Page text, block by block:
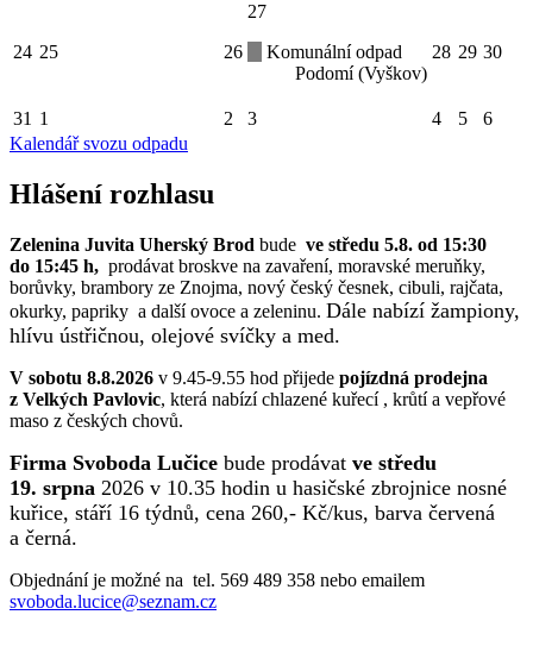
24 25 26
27
Komunální odpad
Podomí (Vyškov)
28 29 30
31 1 2 3 4 5
6
Kalendář svozu odpadu
Hlášení rozhlasu
Zelenina Juvita Uherský Brod bude ve středu 5.8. od 15:30
do 15:45 h, prodávat broskve na zavaření, moravské meruňky,
borůvky, brambory ze Znojma, nový český česnek, cibuli, rajčata,
okurky, papriky a další ovoce a zeleninu. Dále nabízí žampiony,
hlívu ústřičnou, olejové svíčky a med.
V sobotu 8.8.2026 v 9.45-9.55 hod přijede pojízdná prodejna
z Velkých Pavlovic, která nabízí chlazené kuřecí , krůtí a vepřové
maso z českých chovů.
Firma Svoboda Lučice bude prodávat ve středu
19. srpna 2026 v 10.35 hodin u hasičské zbrojnice nosné
kuřice, stáří 16 týdnů, cena 260,- Kč/kus, barva červená
a černá.
Objednání je možné na tel. 569 489 358 nebo emailem
svoboda.lucice@seznam.cz